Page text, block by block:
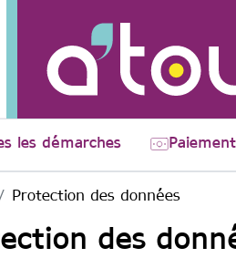
les démarches
Protection des données
des